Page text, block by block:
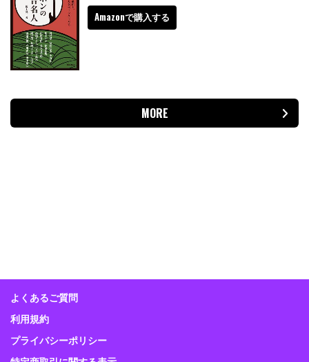
Amazonで購入する
MORE
よくあるご質問
利用規約
プライバシーポリシー